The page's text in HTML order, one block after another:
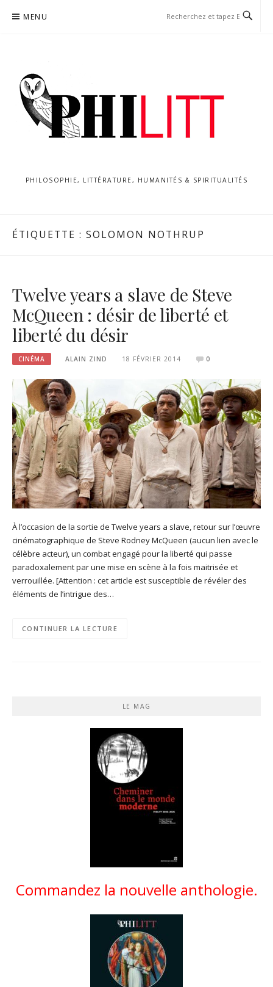
MENU
PHILOSOPHIE, LITTÉRATURE, HUMANITÉS & SPIRITUALITÉS
ÉTIQUETTE : SOLOMON NOTHRUP
Twelve years a slave de Steve
McQueen : désir de liberté et
liberté du désir
CINÉMA ALAIN ZIND 18 FÉVRIER 2014 0
À l’occasion de la sortie de Twelve years a slave, retour sur l’œuvre
cinématographique de Steve Rodney McQueen (aucun lien avec le
célèbre acteur), un combat engagé pour la liberté qui passe
paradoxalement par une mise en scène à la fois maitrisée et
verrouillée. [Attention : cet article est susceptible de révéler des
éléments de l’intrigue des…
CONTINUER LA LECTURE
LE MAG
Commandez la nouvelle anthologie.